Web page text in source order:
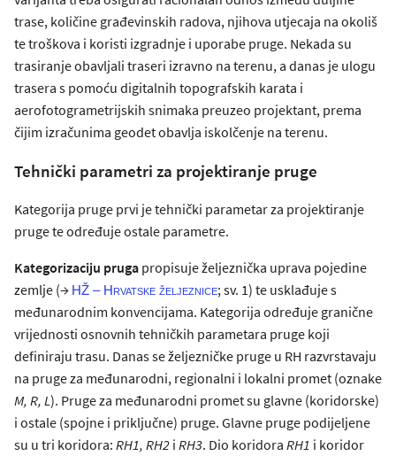
trase, količine građevinskih radova, njihova utjecaja na okoliš
te troškova i koristi izgradnje i uporabe pruge. Nekada su
trasiranje obavljali traseri izravno na terenu, a danas je ulogu
trasera s pomoću digitalnih topografskih karata i
aerofotogrametrijskih snimaka preuzeo projektant, prema
čijim izračunima geodet obavlja iskolčenje na terenu.
Tehnički parametri za projektiranje pruge
Kategorija pruge prvi je tehnički parametar za projektiranje
pruge te određuje ostale parametre.
Kategorizaciju pruga propisuje željeznička uprava pojedine
zemlje (→ HŽ – Hrvatske željeznice; sv. 1) te usklađuje s
međunarodnim konvencijama. Kategorija određuje granične
vrijednosti osnovnih tehničkih parametara pruge koji
definiraju trasu. Danas se željezničke pruge u RH razvrstavaju
na pruge za međunarodni, regionalni i lokalni promet (oznake
M, R, L). Pruge za međunarodni promet su glavne (koridorske)
i ostale (spojne i priključne) pruge. Glavne pruge podijeljene
su u tri koridora: RH1, RH2 i RH3. Dio koridora RH1 i koridor